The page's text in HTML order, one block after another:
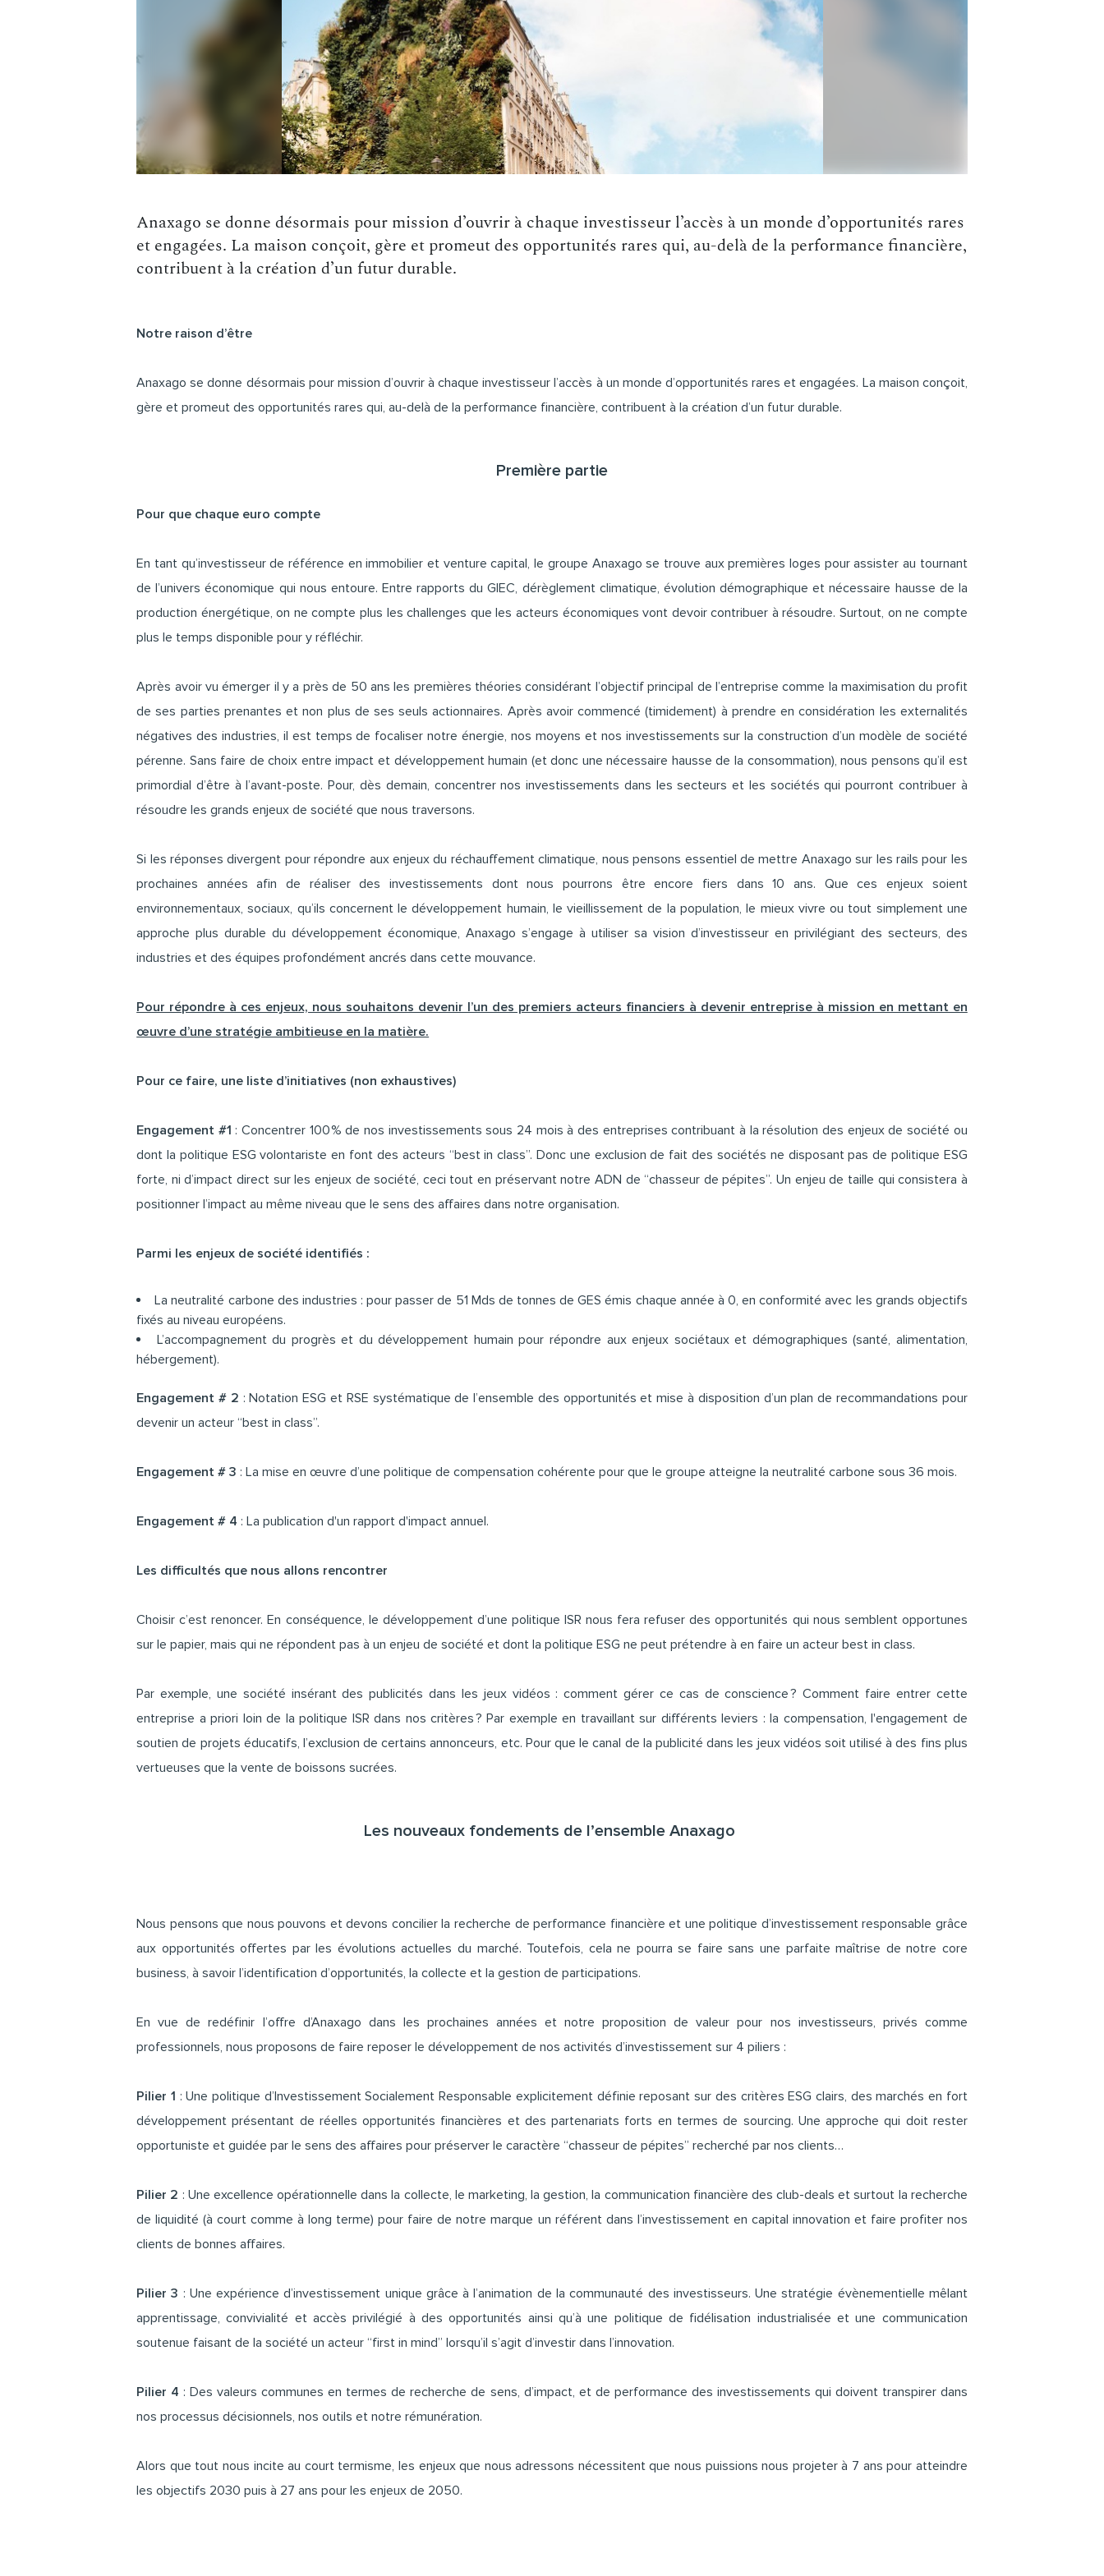
Anaxago se donne désormais pour mission d’ouvrir à chaque investisseur l’accès à un monde d’opportunités rares
et engagées. La maison conçoit, gère et promeut des opportunités rares qui, au-delà de la performance financière,
contribuent à la création d’un futur durable.
Notre raison d’être
Anaxago se donne désormais pour mission d’ouvrir à chaque investisseur l’accès à un monde d’opportunités rares et engagées. La maison conçoit,
gère et promeut des opportunités rares qui, au-delà de la performance financière, contribuent à la création d’un futur durable.
Première partie
Pour que chaque euro compte
En tant qu’investisseur de référence en immobilier et venture capital, le groupe Anaxago se trouve aux premières loges pour assister au tournant
de l’univers économique qui nous entoure. Entre rapports du GIEC, dérèglement climatique, évolution démographique et nécessaire hausse de la
production énergétique, on ne compte plus les challenges que les acteurs économiques vont devoir contribuer à résoudre. Surtout, on ne compte
plus le temps disponible pour y réfléchir.
Après avoir vu émerger il y a près de 50 ans les premières théories considérant l’objectif principal de l’entreprise comme la maximisation du profit
de ses parties prenantes et non plus de ses seuls actionnaires. Après avoir commencé (timidement) à prendre en considération les externalités
négatives des industries, il est temps de focaliser notre énergie, nos moyens et nos investissements sur la construction d’un modèle de société
pérenne. Sans faire de choix entre impact et développement humain (et donc une nécessaire hausse de la consommation), nous pensons qu’il est
primordial d’être à l’avant-poste. Pour, dès demain, concentrer nos investissements dans les secteurs et les sociétés qui pourront contribuer à
résoudre les grands enjeux de société que nous traversons.
Si les réponses divergent pour répondre aux enjeux du réchauffement climatique, nous pensons essentiel de mettre Anaxago sur les rails pour les
prochaines années afin de réaliser des investissements dont nous pourrons être encore fiers dans 10 ans. Que ces enjeux soient
environnementaux, sociaux, qu’ils concernent le développement humain, le vieillissement de la population, le mieux vivre ou tout simplement une
approche plus durable du développement économique, Anaxago s’engage à utiliser sa vision d’investisseur en privilégiant des secteurs, des
industries et des équipes profondément ancrés dans cette mouvance.
Pour répondre à ces enjeux, nous souhaitons devenir l’un des premiers acteurs financiers à devenir entreprise à mission en mettant en
œuvre d’une stratégie ambitieuse en la matière.
Pour ce faire, une liste d’initiatives (non exhaustives)
Engagement #1 : Concentrer 100 % de nos investissements sous 24 mois à des entreprises contribuant à la résolution des enjeux de société ou
dont la politique ESG volontariste en font des acteurs “best in class”. Donc une exclusion de fait des sociétés ne disposant pas de politique ESG
forte, ni d’impact direct sur les enjeux de société, ceci tout en préservant notre ADN de “chasseur de pépites”. Un enjeu de taille qui consistera à
positionner l’impact au même niveau que le sens des affaires dans notre organisation.
Parmi les enjeux de société identifiés :
La neutralité carbone des industries : pour passer de 51 Mds de tonnes de GES émis chaque année à 0, en conformité avec les grands objectifs
fixés au niveau européens.
L’accompagnement du progrès et du développement humain pour répondre aux enjeux sociétaux et démographiques (santé, alimentation,
hébergement).
Engagement # 2 : Notation ESG et RSE systématique de l’ensemble des opportunités et mise à disposition d’un plan de recommandations pour
devenir un acteur “best in class”.
Engagement # 3 : La mise en œuvre d’une politique de compensation cohérente pour que le groupe atteigne la neutralité carbone sous 36 mois.
Engagement # 4 : La publication d'un rapport d'impact annuel.
Les difficultés que nous allons rencontrer
Choisir c’est renoncer. En conséquence, le développement d’une politique ISR nous fera refuser des opportunités qui nous semblent opportunes
sur le papier, mais qui ne répondent pas à un enjeu de société et dont la politique ESG ne peut prétendre à en faire un acteur best in class.
Par exemple, une société insérant des publicités dans les jeux vidéos : comment gérer ce cas de conscience ? Comment faire entrer cette
entreprise a priori loin de la politique ISR dans nos critères ? Par exemple en travaillant sur différents leviers : la compensation, l'engagement de
soutien de projets éducatifs, l’exclusion de certains annonceurs, etc. Pour que le canal de la publicité dans les jeux vidéos soit utilisé à des fins plus
vertueuses que la vente de boissons sucrées.
Les nouveaux fondements de l’ensemble Anaxago
Nous pensons que nous pouvons et devons concilier la recherche de performance financière et une politique d’investissement responsable grâce
aux opportunités offertes par les évolutions actuelles du marché. Toutefois, cela ne pourra se faire sans une parfaite maîtrise de notre core
business, à savoir l’identification d’opportunités, la collecte et la gestion de participations.
En vue de redéfinir l’offre d’Anaxago dans les prochaines années et notre proposition de valeur pour nos investisseurs, privés comme
professionnels, nous proposons de faire reposer le développement de nos activités d’investissement sur 4 piliers :
Pilier 1 : Une politique d’Investissement Socialement Responsable explicitement définie reposant sur des critères ESG clairs, des marchés en fort
développement présentant de réelles opportunités financières et des partenariats forts en termes de sourcing. Une approche qui doit rester
opportuniste et guidée par le sens des affaires pour préserver le caractère “chasseur de pépites” recherché par nos clients…
Pilier 2 : Une excellence opérationnelle dans la collecte, le marketing, la gestion, la communication financière des club-deals et surtout la recherche
de liquidité (à court comme à long terme) pour faire de notre marque un référent dans l’investissement en capital innovation et faire profiter nos
clients de bonnes affaires.
Pilier 3 : Une expérience d’investissement unique grâce à l’animation de la communauté des investisseurs. Une stratégie évènementielle mêlant
apprentissage, convivialité et accès privilégié à des opportunités ainsi qu’à une politique de fidélisation industrialisée et une communication
soutenue faisant de la société un acteur “first in mind” lorsqu’il s’agit d’investir dans l’innovation.
Pilier 4 : Des valeurs communes en termes de recherche de sens, d’impact, et de performance des investissements qui doivent transpirer dans
nos processus décisionnels, nos outils et notre rémunération.
Alors que tout nous incite au court termisme, les enjeux que nous adressons nécessitent que nous puissions nous projeter à 7 ans pour atteindre
les objectifs 2030 puis à 27 ans pour les enjeux de 2050.